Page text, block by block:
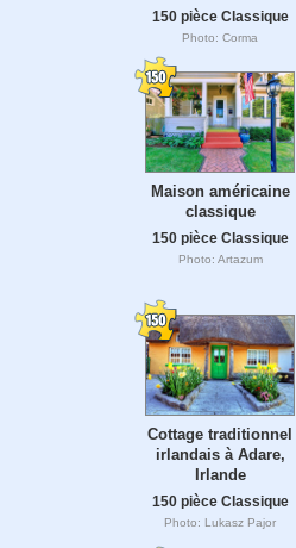
150 pièce Classique
Photo: Corma
Maison américaine
classique
150 pièce Classique
Photo: Artazum
Cottage traditionnel
irlandais à Adare,
Irlande
150 pièce Classique
Photo: Lukasz Pajor